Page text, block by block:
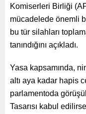
Komiserleri Birliği
mücadelede önemli
bu tür silahları
tanındığını açıkladı.
Yasa kapsamında,
altı aya kadar hapis
parlamentoda
Tasarısı kabul